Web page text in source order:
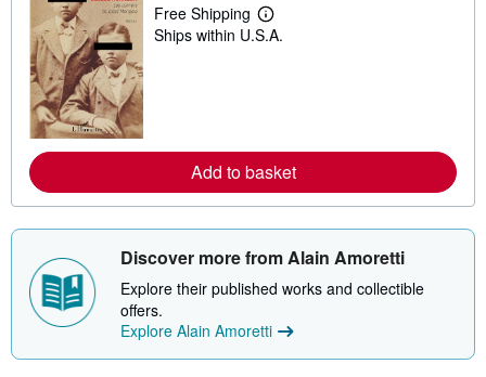
Free Shipping
L
e
e
a
b
t
h
p
i
g
Ships within U.S.A.
Add to basket
Discover more from Alain Amoretti
Explore their published works and collectible
offers.
Explore Alain Amoretti